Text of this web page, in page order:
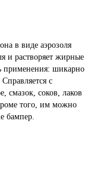
в виде аэрозоля
и растворяет жирные
применения: шикарно
с
смазок, соков, лаков
того, им можно
бампер.